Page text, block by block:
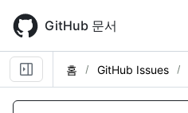
main
content
GitHub 문서
홈 GitHub Issues